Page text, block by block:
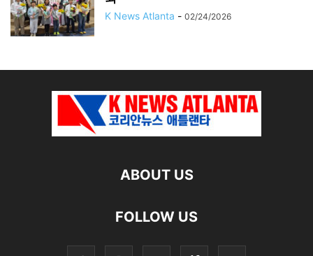
K News Atlanta - 02/24/2026
ABOUT US
FOLLOW US